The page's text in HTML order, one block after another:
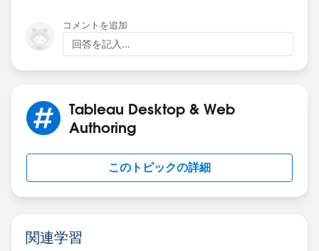
コメントを追加
回答を記入...
Tableau Desktop & Web
Authoring
このトピックの詳細
関連学習